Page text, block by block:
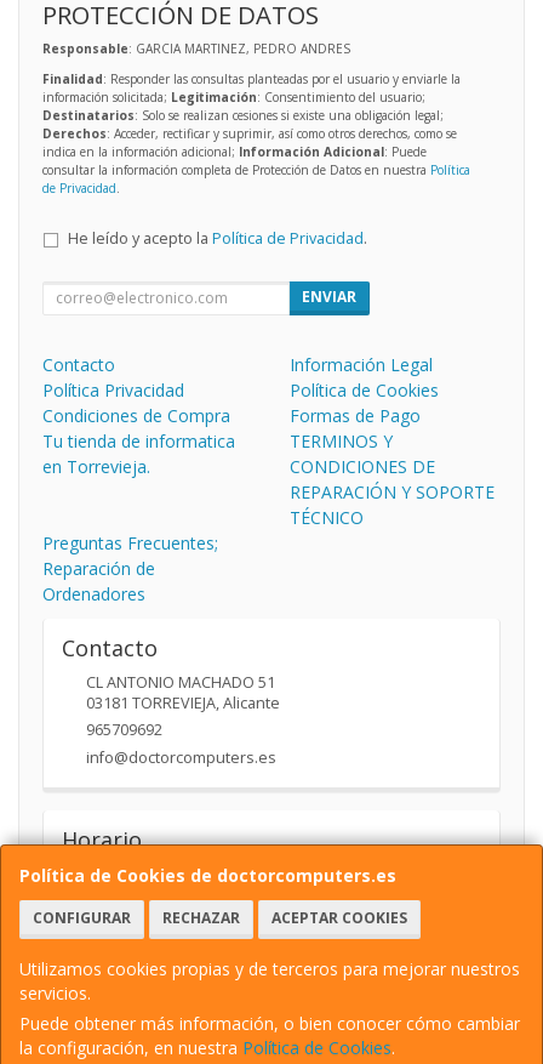
Política de Cookies de doctorcomputers.es
CONFIGURAR RECHAZAR ACEPTAR COOKIES
Utilizamos cookies propias y de terceros para mejorar nuestros
servicios.
Puede obtener más información, o bien conocer cómo cambiar
la configuración, en nuestra Política de Cookies.
PROTECCIÓN DE DATOS
Responsable: GARCIA MARTINEZ, PEDRO ANDRES
Finalidad: Responder las consultas planteadas por el usuario y enviarle la
información solicitada; Legitimación: Consentimiento del usuario;
Destinatarios: Solo se realizan cesiones si existe una obligación legal;
Derechos: Acceder, rectificar y suprimir, así como otros derechos, como se
indica en la información adicional; Información Adicional: Puede
consultar la información completa de Protección de Datos en nuestra Política
de Privacidad
He leído y acepto la Política de Privacidad.
ENVIAR
Contacto
Información Legal
Política Privacidad
Política de Cookies
Condiciones de Compra
Formas de Pago
Tu tienda de informatica
en Torrevieja.
TERMINOS Y
CONDICIONES DE
REPARACIÓN Y SOPORTE
TÉCNICO
Preguntas Frecuentes;
Reparación de
Ordenadores
Contacto
CL ANTONIO MACHADO 51
03181 TORREVIEJA,Alicante
965709692
info@doctorcomputers.es
Horario
10:00- 14:00 17:30 -19:30